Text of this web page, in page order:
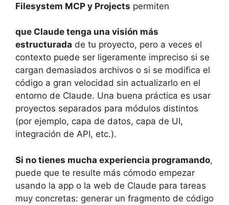
Filesystem MCP y Projects permiten
que Claude tenga una visión más
estructurada de tu proyecto, pero a veces el
contexto puede ser ligeramente impreciso si se
cargan demasiados archivos o si se modifica el
código a gran velocidad sin actualizarlo en el
entorno de Claude. Una buena práctica es usar
proyectos separados para módulos distintos
(por ejemplo, capa de datos, capa de UI,
integración de API, etc.).
Si no tienes mucha experiencia programando,
puede que te resulte más cómodo empezar
usando la app o la web de Claude para tareas
muy concretas: generar un fragmento de código